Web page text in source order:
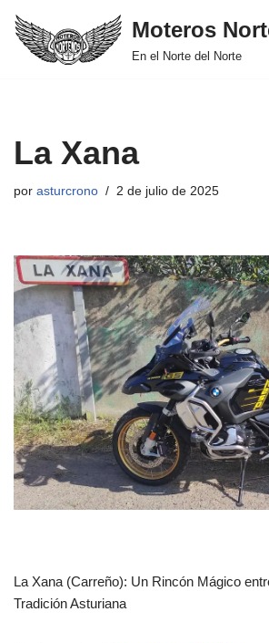
Saltar
Moteros
En el Norte del Norte
La Xana
por asturcrono 2 de julio de 2025
La Xana (Carreño): Un Rincón Mágico
Tradición Asturiana